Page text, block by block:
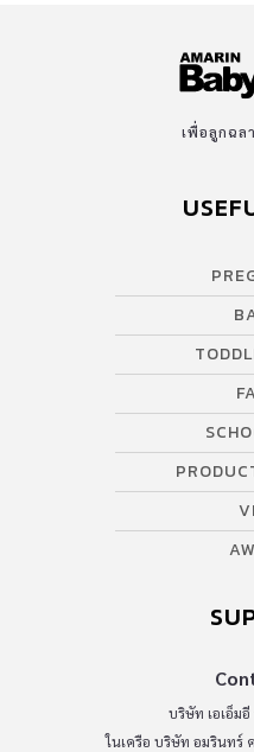
เพื่อลูกฉล
บริษัท เอเอ็ม
ในเครือ บริษัท อมรินทร์